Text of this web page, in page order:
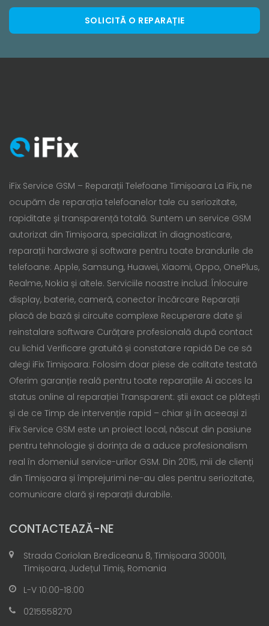
SOLICITĂ O REPARAȚIE
iFix Service GSM – Reparații Telefoane Timișoara La iFix, ne
ocupăm de reparația telefoanelor tale cu seriozitate,
rapiditate și transparență totală. Suntem un service GSM
autorizat din Timișoara, specializat în diagnosticare,
reparații hardware și software pentru toate brandurile de
telefoane: Apple, Samsung, Huawei, Xiaomi, Oppo, OnePlus,
Realme, Nokia și altele. Serviciile noastre includ: Înlocuire
display, baterie, cameră, conector încărcare Reparații
placă de bază și circuite complexe Recuperare date și
reinstalare software Curățare profesională după contact
cu lichid Verificare gratuită și constatare rapidă De ce să
alegi iFix Timișoara: Folosim doar piese de calitate testată
Oferim garanție reală pentru toate reparațiile Ai acces la
status online al reparației Transparent: știi exact ce plătești
și de ce Timp de intervenție rapid – chiar și în aceeași zi
iFix Service GSM este un proiect local, născut din pasiune
pentru tehnologie și dorința de a aduce profesionalism
real în domeniul service-urilor GSM. Din 2015, mii de clienți
din Timișoara și împrejurimi ne-au ales pentru seriozitate,
comunicare clară și reparații durabile.
CONTACTEAZĂ-NE
Strada Coriolan Brediceanu 8, Timișoara 300011,
Timișoara, Județul Timiș, Romania
L-V 10:00-18:00
0215558270